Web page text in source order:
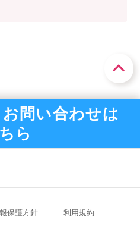
問い合わせは
ら
保護方針 利用規約